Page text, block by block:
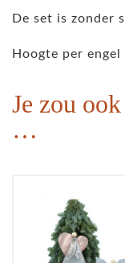
De set is zonder
Hoogte per
Je zou
…